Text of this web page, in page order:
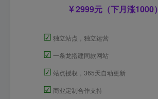
2999元（下月涨1000）
☑ 独立站点，独立运营
☑ 一条龙搭建同款网站
☑ 站点授权，365天自动更新
☑ 商业定制合作支持